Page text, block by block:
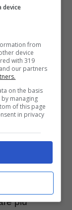
e il Centro
Unito
Ecco la
di
View
ha
un
più
device
from
device
with 319
our partners
on the basis
managing
of this page
in privacy